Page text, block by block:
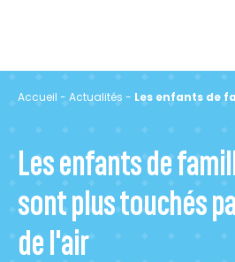
Accueil - Actualités - Les enfants de
Les enfants de
sont plus touchés
de l'air